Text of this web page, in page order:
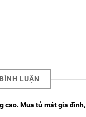
BÌNH LUẬN
cao. Mua tủ mát gia đình,